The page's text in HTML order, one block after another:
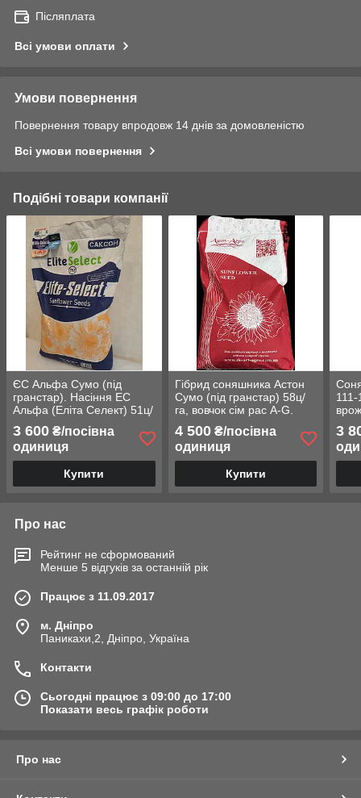
Післяплата
Всі умови оплати
Умови повернення
Повернення товару впродовж 14 днів за домовленістю
Всі умови повернення
Подібні товари компанії
ЄС Альфа Сумо (під
гранстар). Насіння ЕС
Альфа (Еліта Селект) 51ц/
га, A-G. Стандарт Плюс
3 600 ₴/посівна
одиниця
Купити
Гібрид соняшника Астон
Сумо (під гранстар) 58ц/
га, вовчок сім рас A-G.
Фракція Стандарт.
4 500₴/посівна
одиниця
Купити
111-
3
Про нас
Рейтинг не сформований
Менше 5 відгуків за останній рік
Працює з 11.09.2017
м. Дніпро
Паникахи,2, Дніпро, Україна
Контакти
Сьогодні працює з 09:00 до 17:00
Показати весь графік роботи
Про нас